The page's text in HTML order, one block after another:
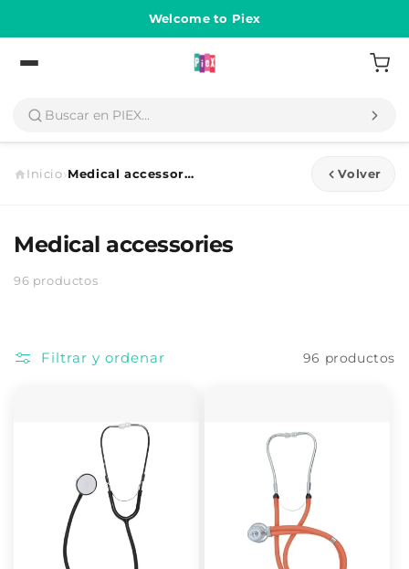
al contenido
Welcome to Piex
Inicio› Medical accessories Volver
Medical accessories
96 productos
Filtrar y ordenar 96 productos